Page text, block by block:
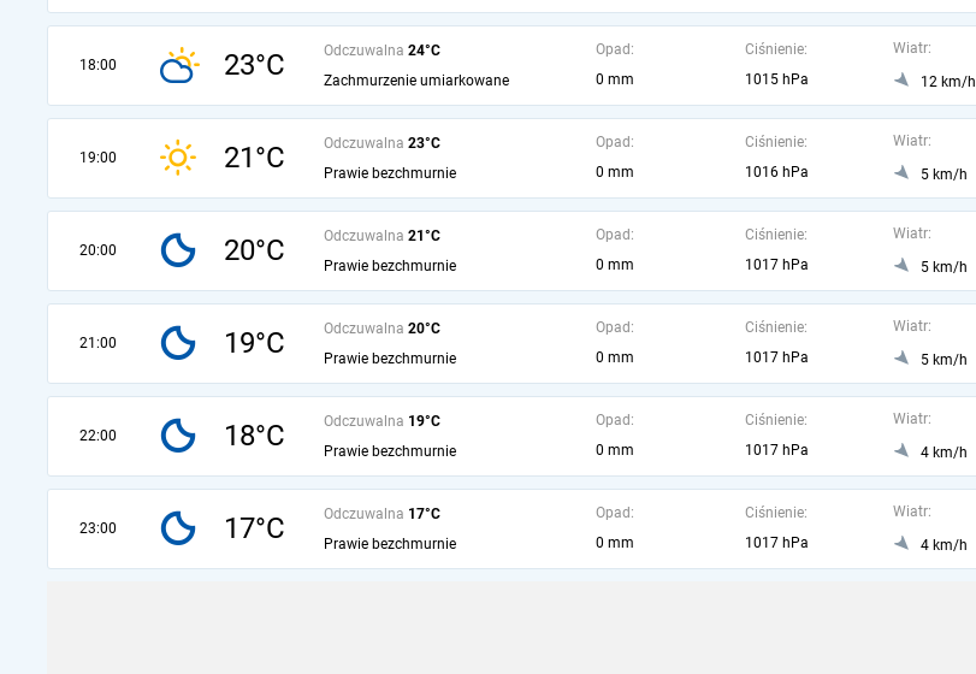
18:00 23°C Odczuwalna 24°C
Zachmurzenie umiarkowane
Opad:
0 mm
Ciśnienie:
1015 hPa
Wiatr:
12 km/h
19:00 21°C Odczuwalna 23°C
Prawie bezchmurnie
Opad:
0 mm
Ciśnienie:
1016 hPa
Wiatr:
5 km/h
20:00 20°C Odczuwalna 21°C
Prawie bezchmurnie
Opad:
0 mm
Ciśnienie:
1017 hPa
Wiatr:
5 km/h
21:00 19°C Odczuwalna 20°C
Prawie bezchmurnie
Opad:
0 mm
Ciśnienie:
1017 hPa
Wiatr:
5 km/h
22:00 18°C Odczuwalna 19°C
Prawie bezchmurnie
Opad:
0 mm
Ciśnienie:
1017 hPa
Wiatr:
4 km/h
23:00 17°C Odczuwalna 17°C
Prawie bezchmurnie
Opad:
0 mm
Ciśnienie:
1017 hPa
Wiatr:
4 km/h